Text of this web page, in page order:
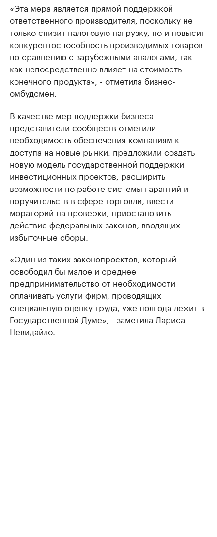
«Эта мера является прямой поддержкой
ответственного производителя, поскольку не
только снизит налоговую нагрузку, но и повысит
конкурентоспособность производимых товаров
по сравнению с зарубежными аналогами, так
как непосредственно влияет на стоимость
конечного продукта», - отметила бизнес-
омбудсмен.
В качестве мер поддержки бизнеса
представители сообществ отметили
необходимость обеспечения компаниям к
доступа на новые рынки, предложили создать
новую модель государственной поддержки
инвестиционных проектов, расширить
возможности по работе системы гарантий и
поручительств в сфере торговли, ввести
мораторий на проверки, приостановить
действие федеральных законов, вводящих
избыточные сборы.
«Один из таких законопроектов, который
освободил бы малое и среднее
предпринимательство от необходимости
оплачивать услуги фирм, проводящих
специальную оценку труда, уже полгода лежит в
Государственной Думе», - заметила Лариса
Невидайло.